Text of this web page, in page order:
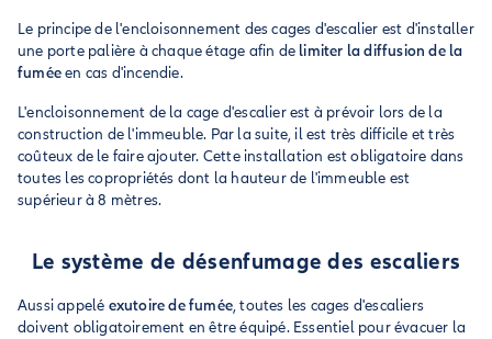
Le principe de l'encloisonnement des cages d'escalier est d'installer
une porte palière à chaque étage afin de limiter la diffusion de la
fuméeen cas d'incendie.
L'encloisonnement de la cage d'escalier est à prévoir lors de la
construction de l'immeuble. Par la suite, il est très difficile et très
coûteux de le faire ajouter. Cette installation est obligatoire dans
toutes les copropriétés dont la hauteur de l'immeuble est
supérieur à 8 mètres.
Le système de désenfumage des escaliers
Aussi appelé exutoire de fumée, toutes les cages d'escaliers
doivent obligatoirement en être équipé. Essentiel pour évacuer la